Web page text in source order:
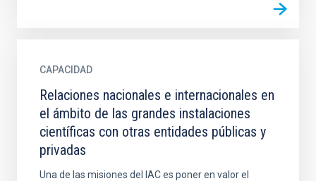
CAPACIDAD
Relaciones nacionales e internacionales en
el ámbito de las grandes instalaciones
científicas con otras entidades públicas y
privadas
Una de las misiones del IAC es poner en valor el